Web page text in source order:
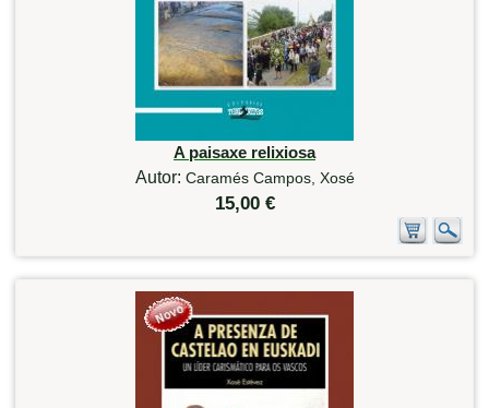
A paisaxe relixiosa
Autor: Caramés Campos, Xosé
15,00 €